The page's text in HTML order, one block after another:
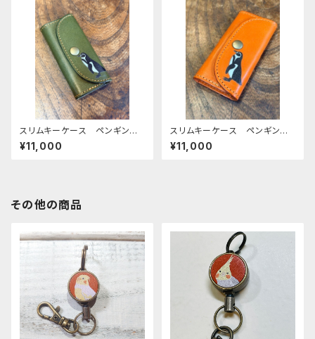
スリムキーケース ペンギン
グリーン penguin ぺんぎ
ん 栃木レザー mitto
¥11,000
スリムキーケース ペンギン
レッドブラウン penguin ぺ
んぎん 栃木レザー mitto
¥11,000
その他の商品